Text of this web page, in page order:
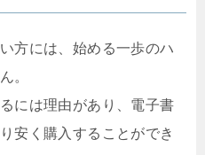
方には、始める一歩のハ
。
には理由があり、電子書
安く購入することができ